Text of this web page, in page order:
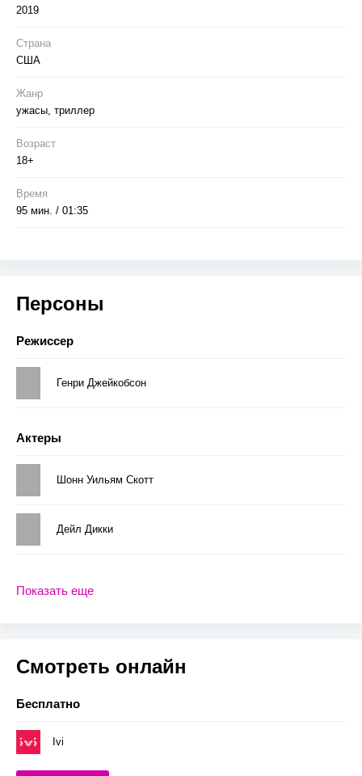
2019
Страна
США
Жанр
ужасы, триллер
Возраст
18+
Время
95 мин. / 01:35
Персоны
Режиссер
Генри Джейкобсон
Актеры
Шонн Уильям Скотт
Дейл Дикки
Показать еще
Смотреть онлайн
Бесплатно
Ivi